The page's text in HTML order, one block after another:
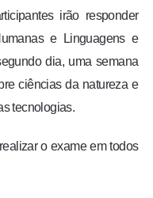
irão responder
e Linguagens e
dia, uma semana
ciências da natureza e
tecnologias.
o exame em todos